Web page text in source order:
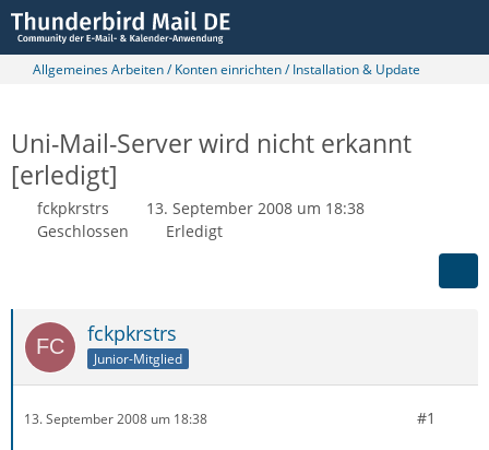
Allgemeines Arbeiten / Konten einrichten / Installation & Update
Uni-Mail-Server wird nicht erkannt
[erledigt]
fckpkrstrs
13. September 2008 um 18:38
Geschlossen
Erledigt
fckpkrstrs
Junior-Mitglied
13. September 2008 um 18:38 #1